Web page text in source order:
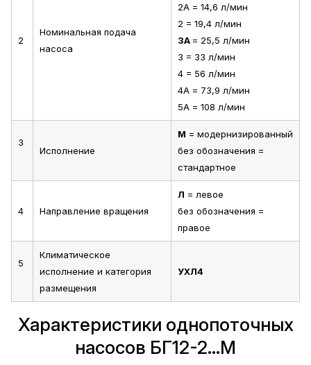
2
Номинальная подача
насоса
2А = 14,6 л/мин
2 = 19,4 л/мин
3А = 25,5 л/мин
3 = 33 л/мин
4 = 56 л/мин
4А = 73,9 л/мин
5А = 108 л/мин
3
Исполнение
М = модернизированный
без обозначения =
стандартное
4 Направление вращения
Л = левое
без обозначения =
правое
5
Климатическое
исполнение и категория
размещения
УХЛ4
Характеристики однопоточных
насосов БГ12-2...М